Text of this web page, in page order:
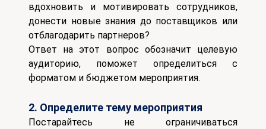
вдохновить и мотивировать сотрудников,
донести новые знания до поставщиков или
отблагодарить партнеров?
Ответ на этот вопрос обозначит целевую
аудиторию, поможет определиться с
форматом и бюджетом мероприятия.
2. Определите тему мероприятия
Постарайтесь не ограничиваться